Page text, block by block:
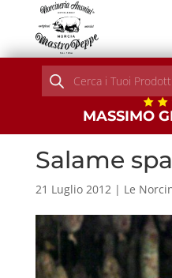
Products
search
MASSIMO
Salame
21 Luglio 2012| Le